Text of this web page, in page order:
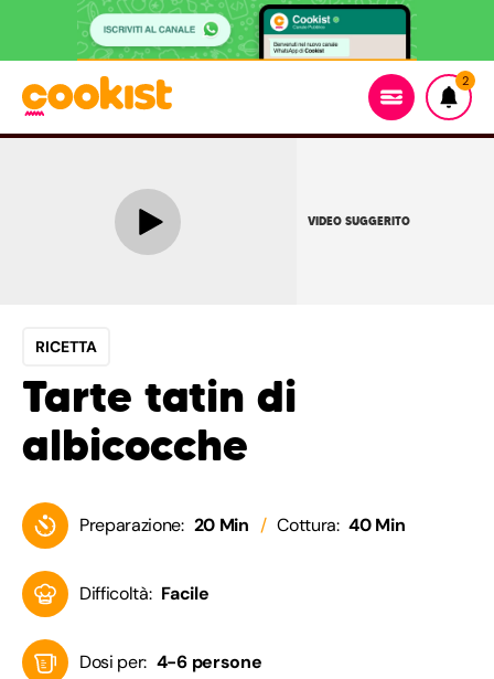
2
VIDEO SUGGERITO
RICETTA
Tarte tatin di
albicocche
Preparazione: 20 Min Cottura: 40 Min
Difficoltà: Facile
Dosi per: 4-6 persone